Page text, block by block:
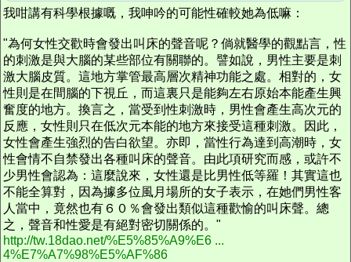
我咁講有科學根據嘅，我呻吟的可能性確較她為低嘛：
"為何女性交歡時會發出叫床的聲音呢？倘就醫學的觀點言，性
的刺激是與大腦的某些部位有關聯的。譬如說，男性主要是刺
激大腦皮質。這地方掌管最高層次精神功能之處。相對的，女
性則是在間腦的下視丘，而這裏只是能夠左右原始本能產生興
奮度的地方。換言之，當受到性刺激時，男性會產生高次元的
反應，女性則只在低次元本能的地方來接受這種刺激。因此，
女性會產生強烈的告白欲望。亦即，當性行為達到高潮時，女
性會情不自禁發出各種叫床的聲音。由此項研究而感，或許不
少男性會認為：這麼說來，女性還是比男性低等羅！其實這也
不能全算對，因為據多位風月場所的女子表示，在她們男性客
人當中，竟然也有６０％會發出類似這種歡愉的叫床聲。總
之，聲音和性愛是有絕對密切關係的。"
http://tw.18dao.net/%E5%85%A9%E6 ...
4%E7%A7%98%E5%AF%86